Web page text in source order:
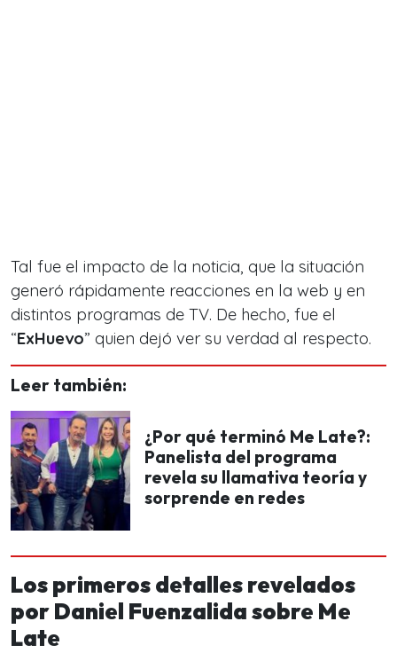
Tal fue el impacto de la noticia, que la situación
generó rápidamente reacciones en la web y en
distintos programas de TV. De hecho, fue el
“ExHuevo” quien dejó ver su verdad al respecto.
Leer también:
¿Por qué terminó Me Late?:
Panelista del programa
revela su llamativa teoría y
sorprende en redes
Los primeros detalles revelados
por Daniel Fuenzalida sobre Me
Late